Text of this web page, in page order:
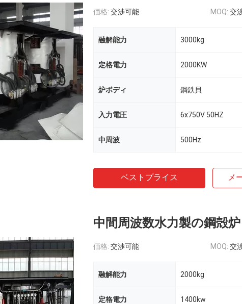
価格: 交渉可能 MOQ: 交
融解能力 3000kg
定格電力 2000KW
炉ボディ 鋼鉄貝
入力電圧 6x750V 50HZ
中周波 500Hz
ベストプライス メ
中間周波数水力製の鋼殻炉
価格: 交渉可能 MOQ: 交
融解能力 2000kg
定格電力 1400kw